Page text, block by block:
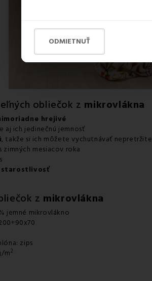
ODMIETNUŤ
obliečok z mikrovlákna
hrejivé
aj ich jedinečnú jemnosť
, takže si ich môžete vychutnávať nepretržite
zimných mesiacov roka
starostlivosť
z mikrovlákna
jemné mikrovlákno
zips
m2